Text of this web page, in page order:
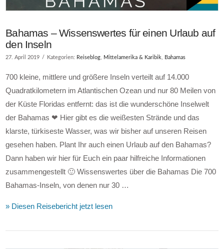
VIEW POST
Bahamas – Wissenswertes für einen Urlaub auf
den Inseln
27. April 2019 Kategorien: Reiseblog Mittelamerika & Karibik Bahamas
700 kleine, mittlere und größere Inseln verteilt auf 14.000
Quadratkilometern im Atlantischen Ozean und nur 80 Meilen von
der Küste Floridas entfernt: das ist die wunderschöne Inselwelt
der Bahamas ❤ Hier gibt es die weißesten Strände und das
klarste, türkiseste Wasser, was wir bisher auf unseren Reisen
gesehen haben. Plant Ihr auch einen Urlaub auf den Bahamas?
Dann haben wir hier für Euch ein paar hilfreiche Informationen
zusammengestellt 🙂 Wissenswertes über die Bahamas Die 700
Bahamas-Inseln, von denen nur 30 …
» Diesen Reisebericht jetzt lesen